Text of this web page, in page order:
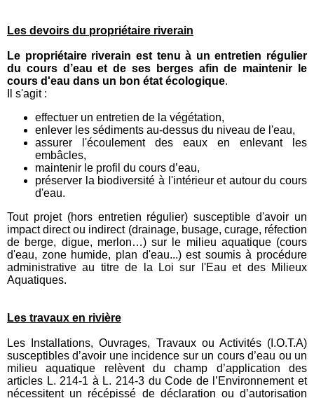
Les devoirs du propriétaire riverain
Le propriétaire riverain est tenu à un entretien régulier
du cours d’eau et de ses berges afin de maintenir le
cours d'eau dans un bon état écologique.
Il s'agit :
effectuer un entretien de la végétation,
enlever les sédiments au-dessus du niveau de l'eau,
assurer l'écoulement des eaux en enlevant les
embâcles,
maintenir le profil du cours d’eau,
préserver la biodiversité à l'intérieur et autour du cours
d'eau.
Tout projet (hors entretien régulier) susceptible d'avoir un
impact direct ou indirect (drainage, busage, curage, réfection
de berge, digue, merlon…) sur le milieu aquatique (cours
d'eau, zone humide, plan d'eau...) est soumis à procédure
administrative au titre de la Loi sur l'Eau et des Milieux
Aquatiques.
Les travaux en rivière
Les Installations, Ouvrages, Travaux ou Activités (I.O.T.A)
susceptibles d’avoir une incidence sur un cours d’eau ou un
milieu aquatique relèvent du champ d’application des
articles L. 214-1 à L. 214-3 du Code de l’Environnement et
nécessitent un récépissé de déclaration ou d’autorisation